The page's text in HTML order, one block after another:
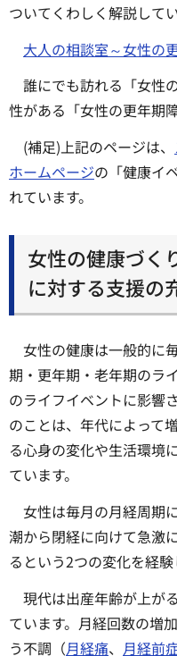
ついてくわしく解説してい
大人の相談室～女性の
誰にでも訪れる「女性
性がある「女性の更年期
(補足)上記のページは、
ホームページの「健康イ
れています。
女性の健康づく
に対する支援の
女性の健康は一般的に
期・更年期・老年期のラ
のライフイベントに影響
のことは、年代によって
る心身の変化や生活環境
ています。
女性は毎月の月経周期
潮から閉経に向けて急激
るという2つの変化を経験
現代は出産年齢が上が
ています。月経回数の増
う不調（月経痛、 月経前